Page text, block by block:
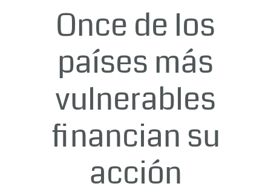
Once de los
países más
vulnerables
financian su
acción